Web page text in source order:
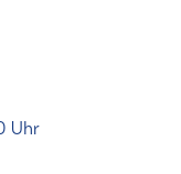
Uhr